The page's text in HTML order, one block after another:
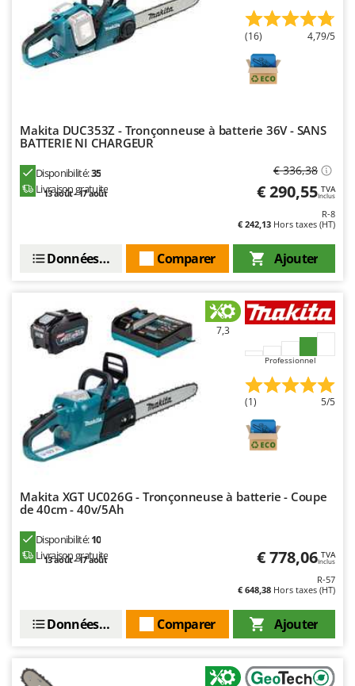
(16) 4,79/5
Makita DUC353Z - Tronçonneuse à batterie 36V - SANS
BATTERIE NI CHARGEUR
Disponibilité:35
Livraison gratuite
13 août - 17 août
€ 336,38
€ 290,55 TVA
Inclus
R-8
€ 242,13 Hors taxes (HT)
Ajouter
Comparer
Données techniques
7,3
Professionnel
(1) 5/5
Makita XGT UC026G - Tronçonneuse à batterie - Coupe
de 40cm - 40v/5Ah
Disponibilité:10
Livraison gratuite
13 août - 17 août € 778,06 TVA
Inclus
R-57
€ 648,38 Hors taxes (HT)
Ajouter
Comparer
Données techniques